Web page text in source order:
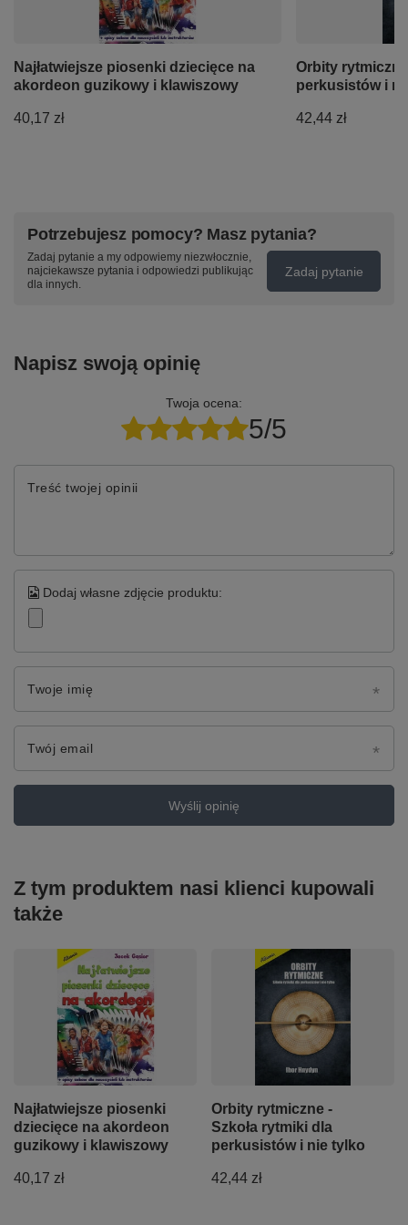
Najłatwiejsze piosenki dziecięce na
akordeon guzikowy i klawiszowy
40,17 zł
Orbity
perkusistów i
42,44 zł
Potrzebujesz pomocy? Masz pytania?
Zadaj pytanie a my odpowiemy niezwłocznie,
najciekawsze pytania i odpowiedzi publikując
dla innych.
Zadaj pytanie
Napisz swoją opinię
Twoja ocena:
5/5
Treść twojej opinii
Dodaj własne zdjęcie produktu:
Twoje imię
Twój email
Wyślij opinię
Z tym produktem nasi klienci kupowali
także
Najłatwiejsze piosenki
dziecięce na akordeon
guzikowy i klawiszowy
40,17 zł
Orbity rytmiczne -
Szkoła rytmiki dla
perkusistów i nie tylko
42,44 zł